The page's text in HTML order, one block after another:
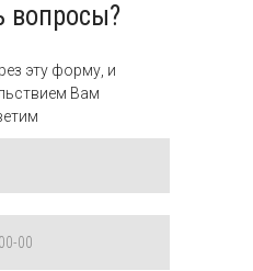
вопросы?
эту форму, и
Вам